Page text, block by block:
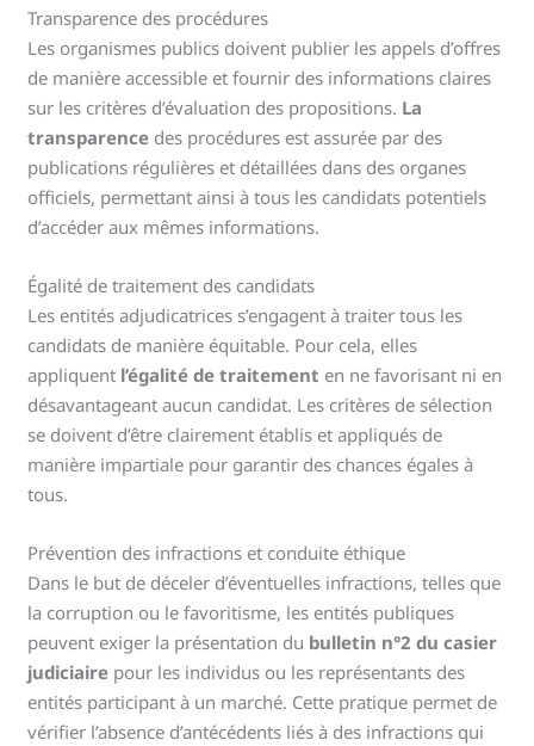
Transparence des procédures
Les organismes publics doivent publier les appels d’offres
de manière accessible et fournir des informations claires
sur les critères d’évaluation des propositions. La
transparence des procédures est assurée par des
publications régulières et détaillées dans des organes
officiels, permettant ainsi à tous les candidats potentiels
d’accéder aux mêmes informations.
Égalité de traitement des candidats
Les entités adjudicatrices s’engagent à traiter tous les
candidats de manière équitable. Pour cela, elles
appliquent l’égalité de traitement en ne favorisant ni en
désavantageant aucun candidat. Les critères de sélection
se doivent d’être clairement établis et appliqués de
manière impartiale pour garantir des chances égales à
tous.
Prévention des infractions et conduite éthique
Dans le but de déceler d’éventuelles infractions, telles que
la corruption ou le favoritisme, les entités publiques
peuvent exiger la présentation du bulletin n°2 du casier
judiciaire pour les individus ou les représentants des
entités participant à un marché. Cette pratique permet de
vérifier l’absence d’antécédents liés à des infractions qui